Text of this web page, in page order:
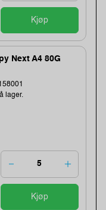
Kjøp
Next A4 80G
lager.
Kjøp